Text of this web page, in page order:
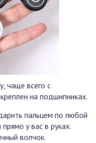
чаще всего с
на подшипниках.
пальцем по любой
у вас в руках.
волчок.